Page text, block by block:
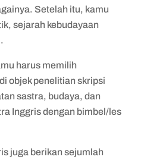
Setelah itu, kamu
sejarah kebudayaan
harus memilih
objek penelitian skripsi
sastra, budaya, dan
Inggris dengan bimbel/les
juga berikan sejumlah